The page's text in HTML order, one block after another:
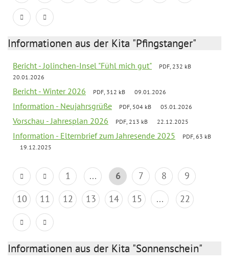
Informationen aus der Kita "Pfingstanger"
Bericht - Jolinchen-Insel "Fühl mich gut"
PDF, 232 kB
20.01.2026
Bericht - Winter 2026 PDF, 312 kB 09.01.2026
Information - Neujahrsgrüße PDF, 504 kB 05.01.2026
Vorschau - Jahresplan 2026 PDF, 213 kB 22.12.2025
Information - Elternbrief zum Jahresende 2025
PDF, 63 kB
19.12.2025
1 ... 6 7 8
9
10
11 12 13 14 15 ... 22
Informationen aus der Kita "Sonnenschein"